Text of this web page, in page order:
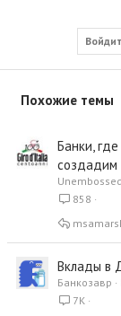
Похожие темы
Банки,
создадим
858
Вклады в
Банкозавр
7K